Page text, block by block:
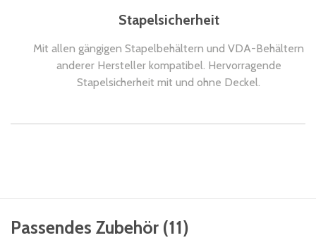
Stapelsicherheit
Mit allen gängigen Stapelbehältern und VDA-Behältern
anderer Hersteller kompatibel. Hervorragende
Stapelsicherheit mit und ohne Deckel.
Passendes Zubehör (11)